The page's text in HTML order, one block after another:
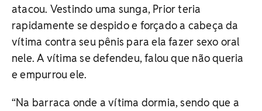
atacou. Vestindo uma sunga, Prior teria
rapidamente se despido e forçado a cabeça da
vítima contra seu pênis para ela fazer sexo oral
nele. A vítima se defendeu, falou que não queria
e empurrou ele.
“Na barraca onde a vítima dormia, sendo que a